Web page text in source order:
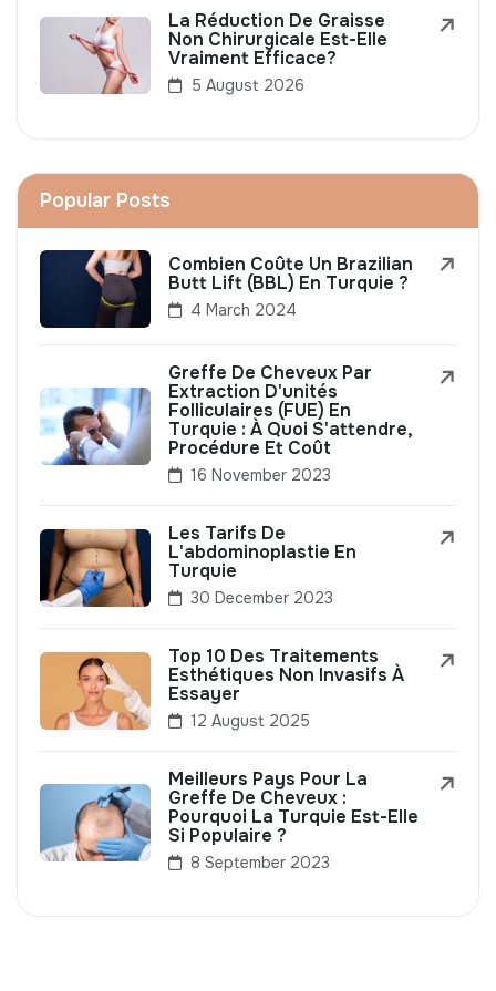
La Réduction De Graisse
Non Chirurgicale Est-Elle
Vraiment Efficace?
5 August 2026
Popular Posts
Combien Coûte Un Brazilian
Butt Lift (BBL) En Turquie ?
4 March 2024
Greffe De Cheveux Par
Extraction D'unités
Folliculaires (FUE) En
Turquie : À Quoi S'attendre,
Procédure Et Coût
16 November 2023
Les Tarifs De
L'abdominoplastie En
Turquie
30 December 2023
Top 10 Des Traitements
Esthétiques Non Invasifs À
Essayer
12 August 2025
Meilleurs Pays Pour La
Greffe De Cheveux :
Pourquoi La Turquie Est-Elle
Si Populaire ?
8 September 2023